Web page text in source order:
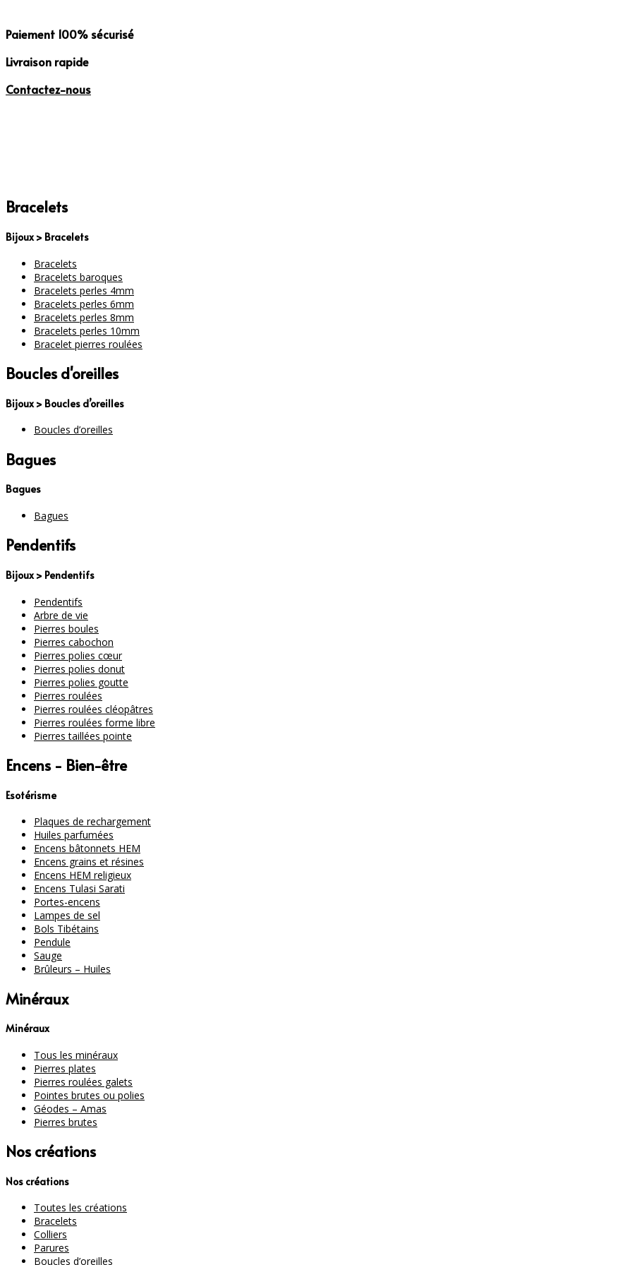
Paiement 100% sécurisé
Livraison rapide
Contactez-nous
Bracelets
Bijoux > Bracelets
Bracelets
Bracelets baroques
Bracelets perles 4mm
Bracelets perles 6mm
Bracelets perles 8mm
Bracelets perles 10mm
Bracelet pierres roulées
Boucles d'oreilles
Bijoux > Boucles d’oreilles
Boucles d’oreilles
Bagues
Bagues
Bagues
Pendentifs
Bijoux > Pendentifs
Pendentifs
Arbre de vie
Pierres boules
Pierres cabochon
Pierres polies cœur
Pierres polies donut
Pierres polies goutte
Pierres roulées
Pierres roulées cléopâtres
Pierres roulées forme libre
Pierres taillées pointe
Encens - Bien-être
Esotérisme
Plaques de rechargement
Huiles parfumées
Encens bâtonnets HEM
Encens grains et résines
Encens HEM religieux
Encens Tulasi Sarati
Portes-encens
Lampes de sel
Bols Tibétains
Pendule
Sauge
Brûleurs – Huiles
Minéraux
Minéraux
Tous les minéraux
Pierres plates
Pierres roulées galets
Pointes brutes ou polies
Géodes – Amas
Pierres brutes
Nos créations
Nos créations
Toutes les créations
Bracelets
Colliers
Parures
Boucles d’oreilles